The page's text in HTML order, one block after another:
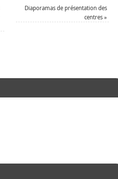
Diaporamas de présentation des
centres»